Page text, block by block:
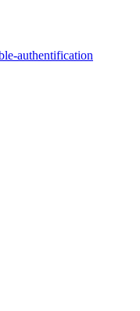
authentification